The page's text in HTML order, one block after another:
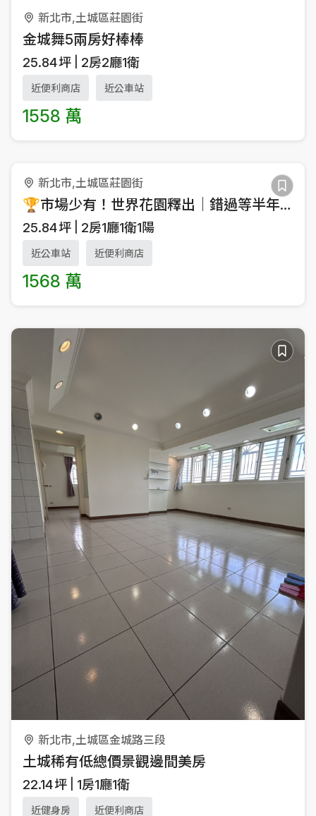
新北市,土城區莊園街
金城舞5兩房好棒棒
25.84坪 2房2廳1衛
近便利商店 近公車站
1558 萬
新北市,土城區莊園街
🏆市場少有！世界花園釋出｜錯過等半年🏠歡迎詢問
25.84坪 2房1廳1衛1陽
近公車站 近便利商店
1568 萬
新北市,土城區金城路三段
土城稀有低總價景觀邊間美房
22.14坪 1房1廳1衛
近健身房 近便利商店